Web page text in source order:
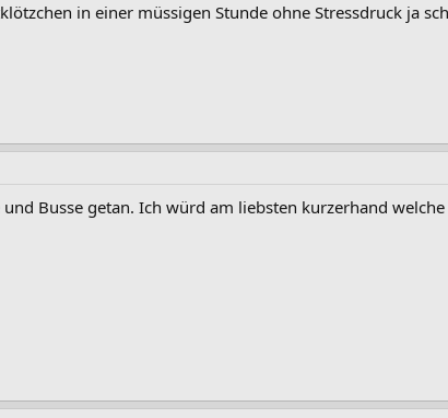
in einer müssigen Stunde ohne Stressdruck ja
Busse getan. Ich würd am liebsten kurzerhand